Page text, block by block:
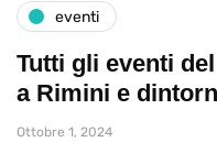
eventi
Tutti gli eventi
a Rimini e
Ottobre 1, 2024